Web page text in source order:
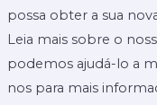
possa obter a sua
Leia mais sobre o
podemos ajudá-lo a
nos para mais